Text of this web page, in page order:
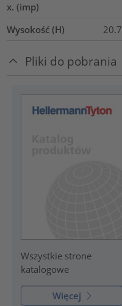
x. (imp)
Wysokość (H)
20.7
Pliki do pobrania
Wszystkie strone
katalogowe
Więcej